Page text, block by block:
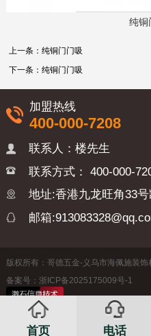
纯铜
上一条：纯铜门门吸
下一条：纯铜门门吸
加盟热线
400-000-7208
联系人：楼先生
联系方式： 400-000-
地址:香港九龙旺角33
邮箱
版权所有：哥德五金-义乌市海佩施装
备案号：浙ICP备2025175009号-1
首页 电话